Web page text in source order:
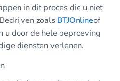
in dit proces die u niet
zoals BTJOnlineof
u door de hele beproeving
diensten verlenen.